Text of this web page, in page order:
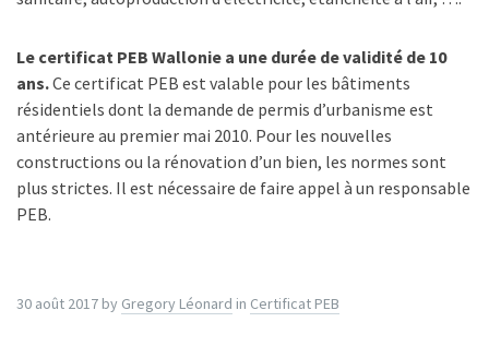
Le certificat PEB Wallonie a une durée de validité de 10
ans.Ce certificat PEB est valable pour les bâtiments
résidentiels dont la demande de permis d’urbanisme est
antérieure au premier mai 2010. Pour les nouvelles
constructions ou la rénovation d’un bien, les normes sont
plus strictes. Il est nécessaire de faire appel à un responsable
PEB.
30 août 2017 by Gregory Léonard in Certificat PEB